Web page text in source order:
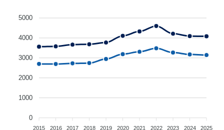
5000
4000
3000
2000
1000
0
2015 2016 2017 2018 2019 2020 2021 2022 2023 2024 2025